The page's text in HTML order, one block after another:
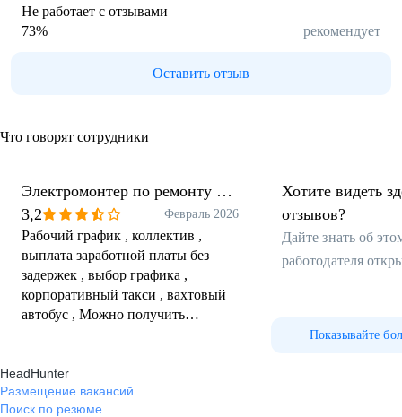
Не работает с отзывами
73% рекомендует
Оставить отзыв
Что говорят сотрудники
Электромонтер по ремонту и
обслуживанию электро
оборудования
3,2 Февраль 2026
Рабочий график , коллектив ,
выплата заработной платы без
задержек , выбор графика ,
корпоративный такси , вахтовый
автобус , Можно получить
персонал везде , руководство тоже
общительное идёт на встречу
Хотите видеть
отзывов?
Дайте знать об
работодателя
Показывайте
HeadHunter
Размещение вакансий
Поиск по резюме